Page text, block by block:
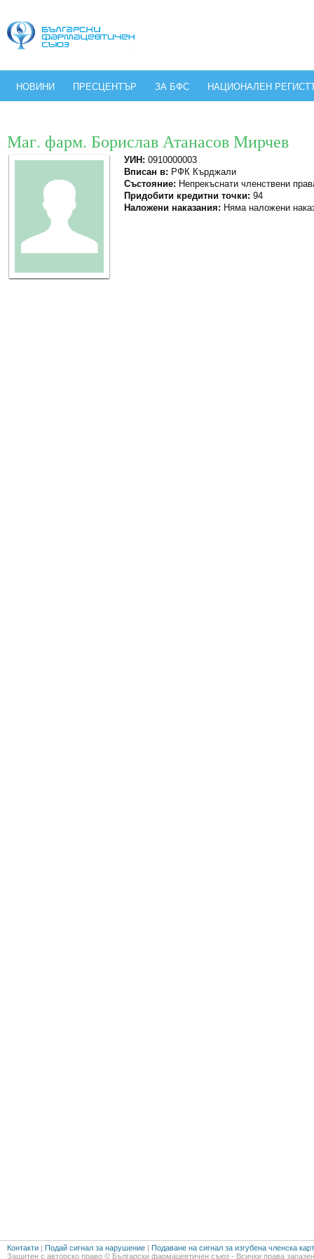
НОВИНИ ПРЕСЦЕНТЪР ЗА БФС НАЦИОНАЛЕН
Маг. фарм. Борислав Атанасов Мирчев
УИН: 0910000003
Вписан в: РФК Кърджали
Състояние: Непрекъснати членствени
Придобити кредитни точки: 94
Наложени наказания: Няма наложени
Контакти | Подай сигнал за нарушение | Подаване на сигнал за изгубена членска
Защитен с авторско право © Български фармацевтичен съюз - Всички права